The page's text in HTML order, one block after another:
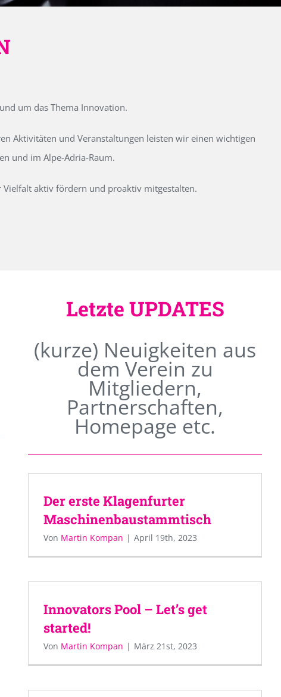
um das Thema Innovation.
Aktivitäten und Veranstaltungen leisten wir einen wichtigen
und im Alpe-Adria-Raum.
aktiv fördern und proaktiv mitgestalten.
Letzte UPDATES
(kurze) Neuigkeiten aus
dem Verein zu
Mitgliedern,
Partnerschaften,
Homepage etc.
Der erste Klagenfurter
Maschinenbaustammtisch
Von Martin Kompan | April 19th, 2023
Innovators Pool – Let’s get
started!
Von Martin Kompan | März 21st, 2023